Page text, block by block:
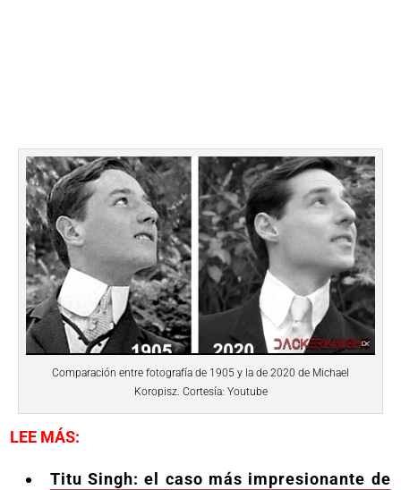
Comparación entre fotografía de 1905 y la de 2020 de Michael
Koropisz. Cortesía: Youtube
LEE MÁS:
Titu Singh: el caso más impresionante de